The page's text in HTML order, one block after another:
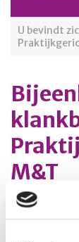
U bevindt
M&T
Op 11
over dit